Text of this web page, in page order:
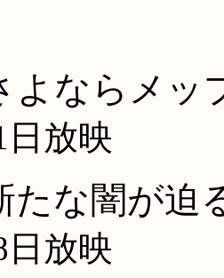
よならメッ
日放映
たな闇が迫
日放映